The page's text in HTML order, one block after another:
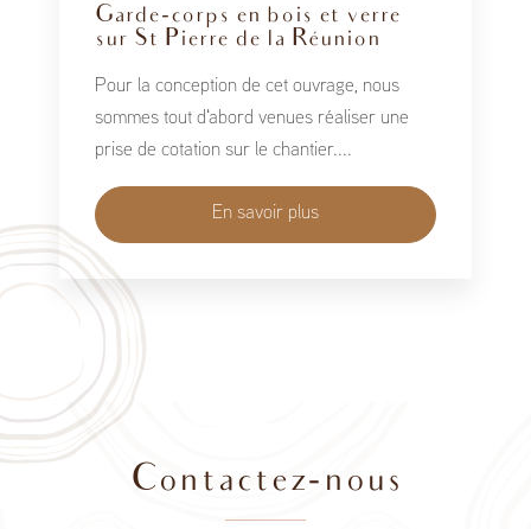
Garde-corps en bois et verre
sur St Pierre de la Réunion
Pour la conception de cet ouvrage, nous
sommes tout d'abord venues réaliser une
prise de cotation sur le chantier....
En savoir plus
Contactez-nous